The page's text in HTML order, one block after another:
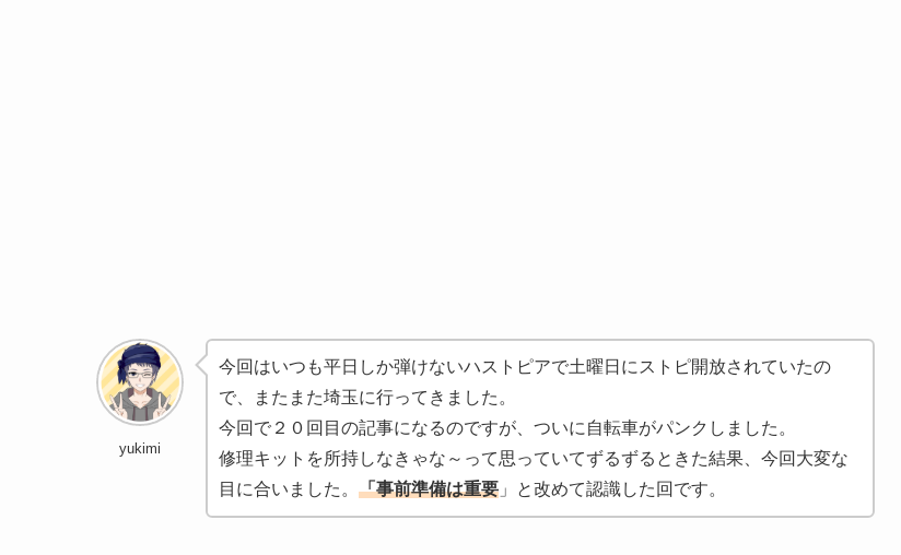
yukimi
今回はいつも平日しか弾けないハストピアで土曜日にストピ開放されていたの
で、またまた埼玉に行ってきました。
今回で２０回目の記事になるのですが、ついに自転車がパンクしました。
修理キットを所持しなきゃな～って思っていてずるずるときた結果、今回大変な
目に合いました。 「事前準備は重要 」と改めて認識した回です。